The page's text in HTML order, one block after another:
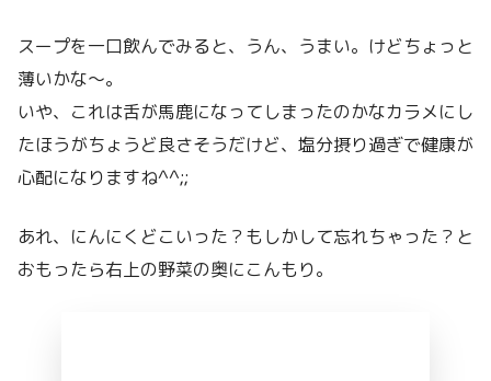
スープを一口飲んでみると、うん、うまい。けどちょっと
薄いかな〜。
いや、これは舌が馬鹿になってしまったのかなカラメにし
たほうがちょうど良さそうだけど、塩分摂り過ぎで健康が
心配になりますね^^;;
あれ、にんにくどこいった？もしかして忘れちゃった？と
おもったら右上の野菜の奥にこんもり。